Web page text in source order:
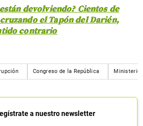
están devolviendo? Cientos de
el Tapón del Darién,
contrario
Congreso de la República Ministerio
a nuestro newsletter